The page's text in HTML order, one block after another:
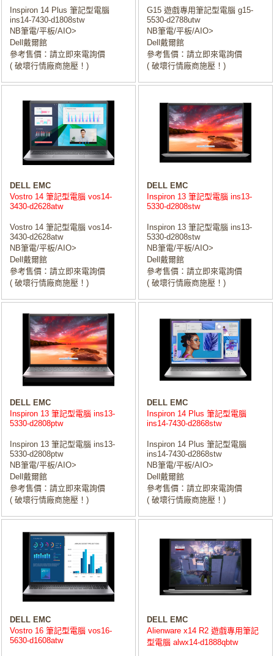
Inspiron 14 Plus 筆記型電腦
ins14-7430-d1808stw
NB筆電/平板/AIO>
Dell戴爾館
參考售價：請立即來電詢價
( 破壞行情廠商施壓！)
G15 遊戲專用筆記型電腦 g15-
5530-d2788utw
NB筆電/平板/AIO>
Dell戴爾館
參考售價：請立即來電詢價
( 破壞行情廠商施壓！)
DELL EMC
Vostro 14 筆記型電腦 vos14-
3430-d2628atw
Vostro 14 筆記型電腦 vos14-
3430-d2628atw
NB筆電/平板/AIO>
Dell戴爾館
參考售價：請立即來電詢價
( 破壞行情廠商施壓！)
DELL EMC
Inspiron 13 筆記型電腦 ins13-
5330-d2808stw
Inspiron 13 筆記型電腦 ins13-
5330-d2808stw
NB筆電/平板/AIO>
Dell戴爾館
參考售價：請立即來電詢價
( 破壞行情廠商施壓！)
DELL EMC
Inspiron 13 筆記型電腦 ins13-
5330-d2808ptw
Inspiron 13 筆記型電腦 ins13-
5330-d2808ptw
NB筆電/平板/AIO>
Dell戴爾館
參考售價：請立即來電詢價
( 破壞行情廠商施壓！)
DELL EMC
Inspiron 14 Plus 筆記型電腦
ins14-7430-d2868stw
Inspiron 14 Plus 筆記型電腦
ins14-7430-d2868stw
NB筆電/平板/AIO>
Dell戴爾館
參考售價：請立即來電詢價
( 破壞行情廠商施壓！)
DELL EMC
Vostro 16 筆記型電腦 vos16-
5630-d1608atw
DELL EMC
Alienware x14 R2 遊戲專用筆記
型電腦 alwx14-d1888qbtw